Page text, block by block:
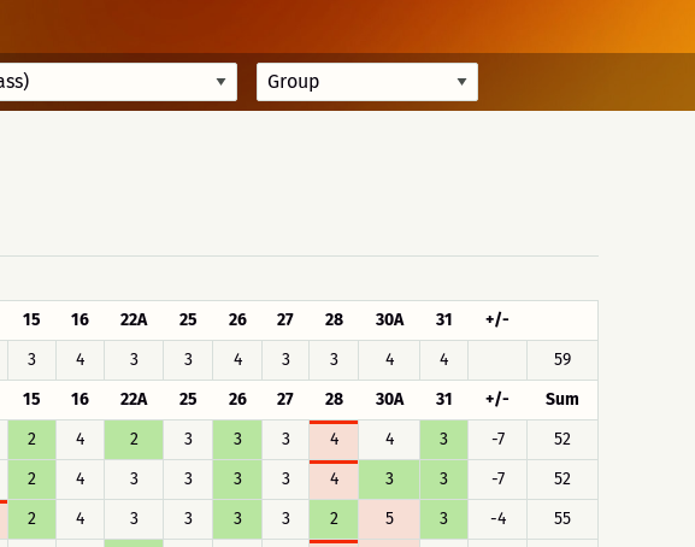
15 16 22A 25 26 27 28 30A 31
+/-
3 4 3 3 4 3 3 4 4
59
15 16 22A 25 26 27 28 30A 31 +/-
Sum
2 4 2 3 3 3 4 4 3 -7
52
2 4 3 3 3 3 4 3 3 -7
52
2 4 3 3 3 3 2 5 3 -4
55